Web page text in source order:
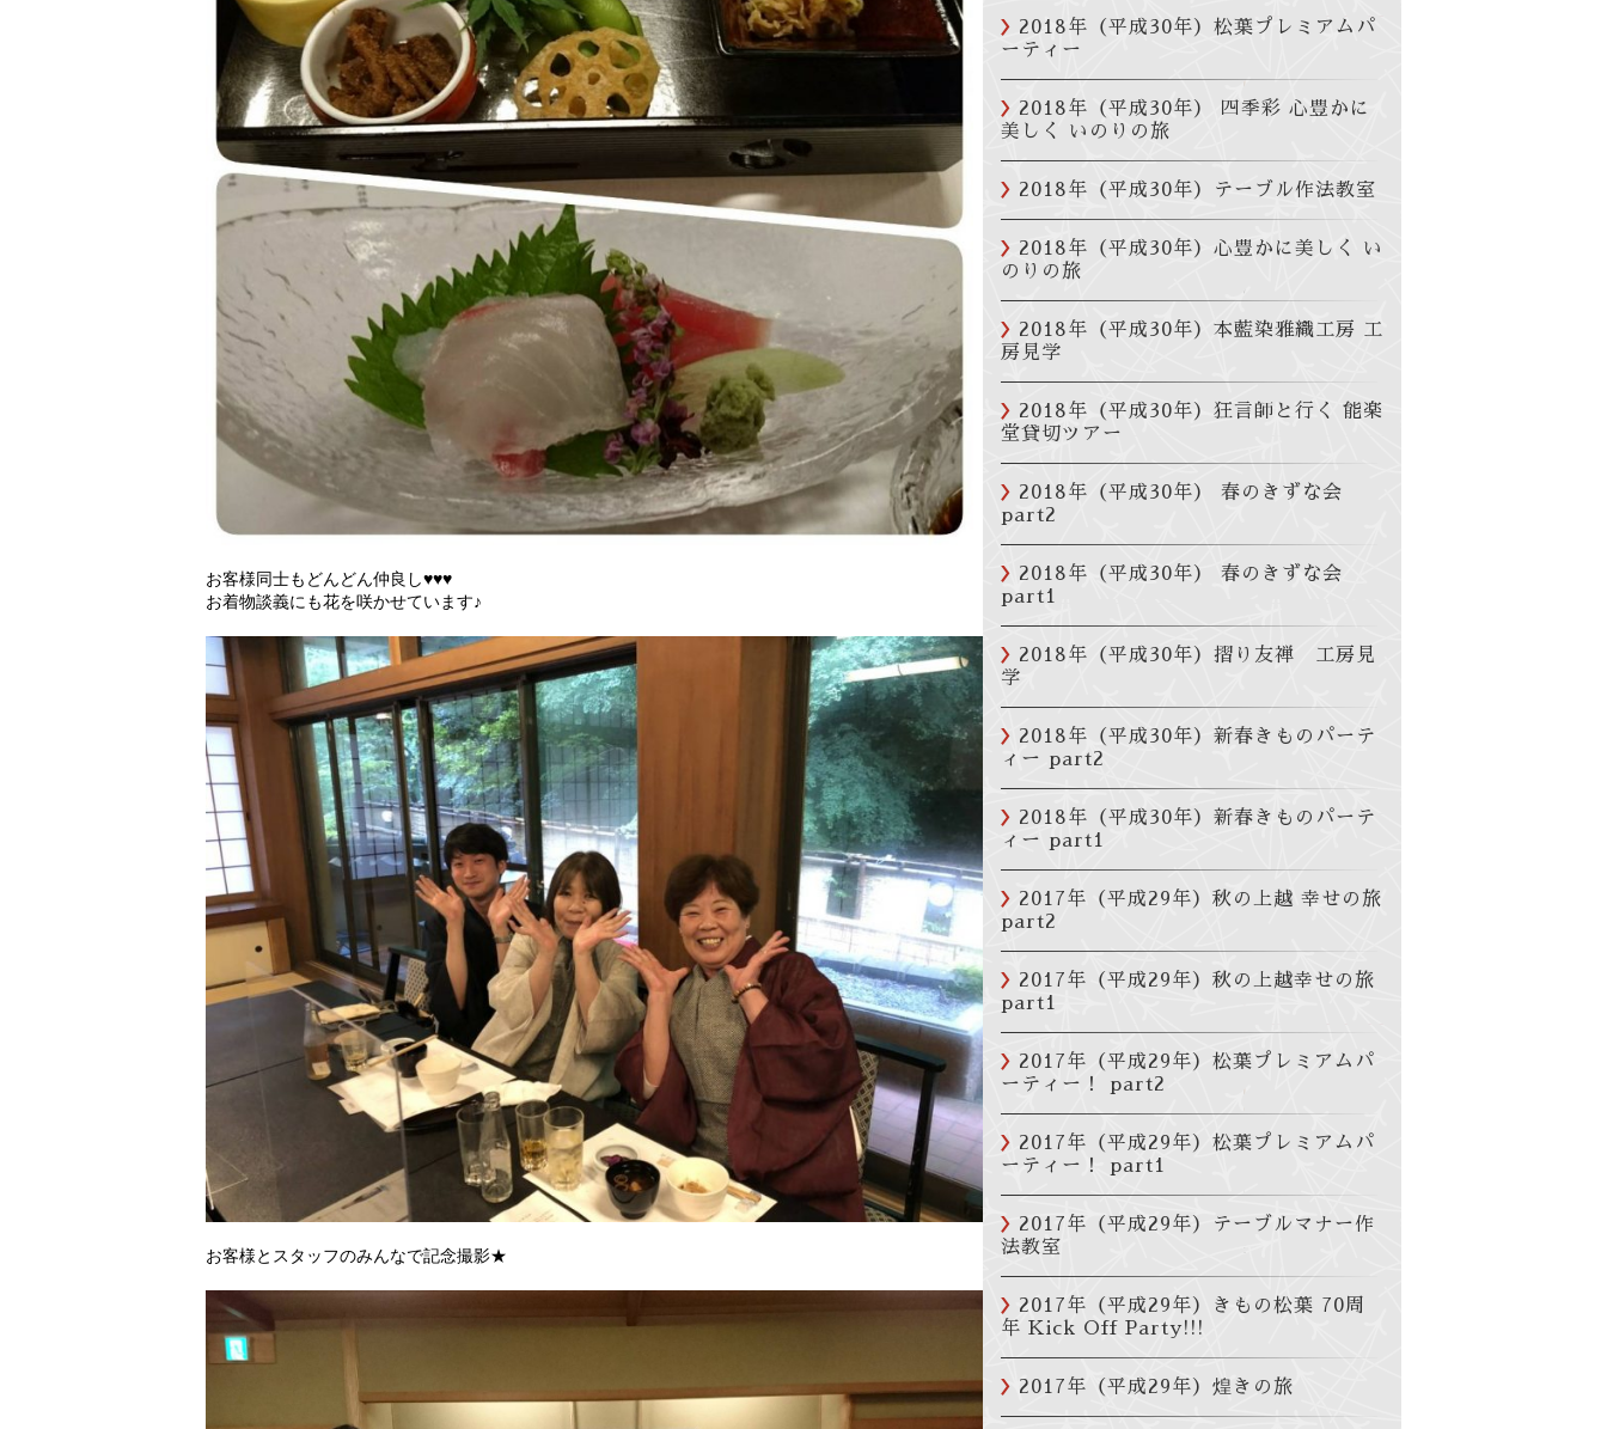
お客様同士もどんどん仲良し♥♥♥
お着物談義にも花を咲かせています♪
お客様とスタッフのみんなで記念撮影★
2018年（平成30年）松葉プレミアムパ
ーティー
2018年（平成30年） 四季彩 心豊かに
美しく いのりの旅
2018年（平成30年）テーブル作法教室
2018年（平成30年）心豊かに美しく い
のりの旅
2018年（平成30年）本藍染雅織工房 工
房見学
2018年（平成30年）狂言師と行く 能楽
堂貸切ツアー
2018年（平成30年） 春のきずな会
part2
2018年（平成30年） 春のきずな会
part1
2018年（平成30年）摺り友禅 工房見
学
2018年（平成30年）新春きものパーテ
ィー part2
2018年（平成30年）新春きものパーテ
ィー part1
2017年（平成29年）秋の上越 幸せの旅
part2
2017年（平成29年）秋の上越幸せの旅
part1
2017年（平成29年）松葉プレミアムパ
ーティー！ part2
2017年（平成29年）松葉プレミアムパ
ーティー！ part1
2017年（平成29年）テーブルマナー作
法教室
2017年（平成29年）きもの松葉 70周
年 Kick Off Party!!!
2017年（平成29年）煌きの旅